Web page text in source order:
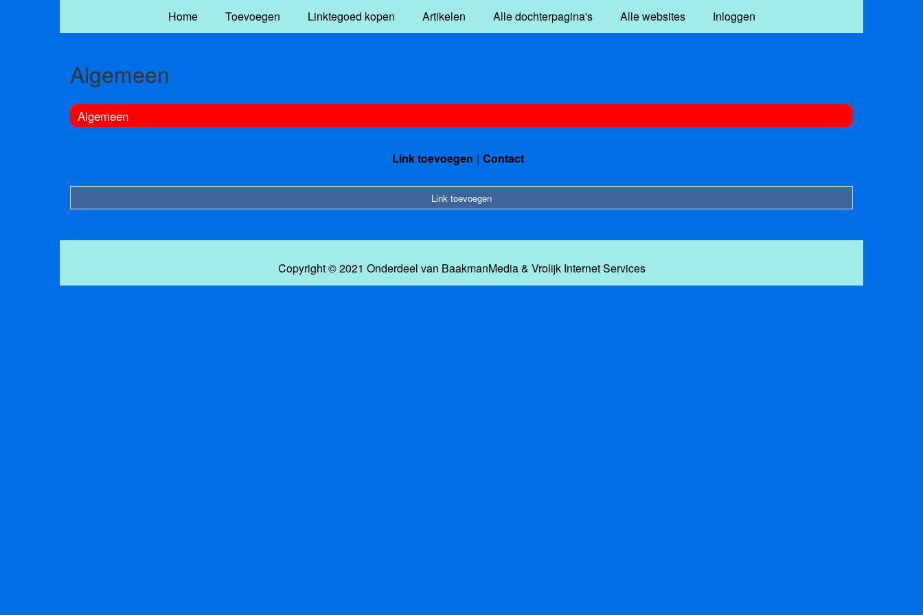
Home Toevoegen Linktegoed kopen Artikelen Alle dochterpagina's Alle websites Inloggen
Algemeen
Algemeen
Link toevoegen Contact
Link toevoegen
Copyright © 2021 Onderdeel van BaakmanMedia& Vrolijk Internet Services